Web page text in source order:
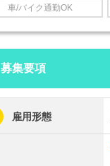
車/バイク通勤OK
募集要項
雇用形態